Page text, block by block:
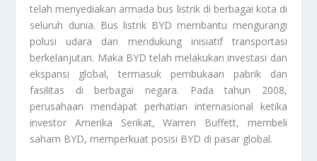
telah menyediakan armada bus listrik di berbagai kota di
seluruh dunia. Bus listrik BYD membantu mengurangi
polusi udara dan mendukung inisiatif transportasi
berkelanjutan. Maka BYD telah melakukan investasi dan
ekspansi global, termasuk pembukaan pabrik dan
fasilitas di berbagai negara. Pada tahun 2008,
perusahaan mendapat perhatian internasional ketika
investor Amerika Serikat, Warren Buffett, membeli
saham BYD, memperkuat posisi BYD di pasar global.